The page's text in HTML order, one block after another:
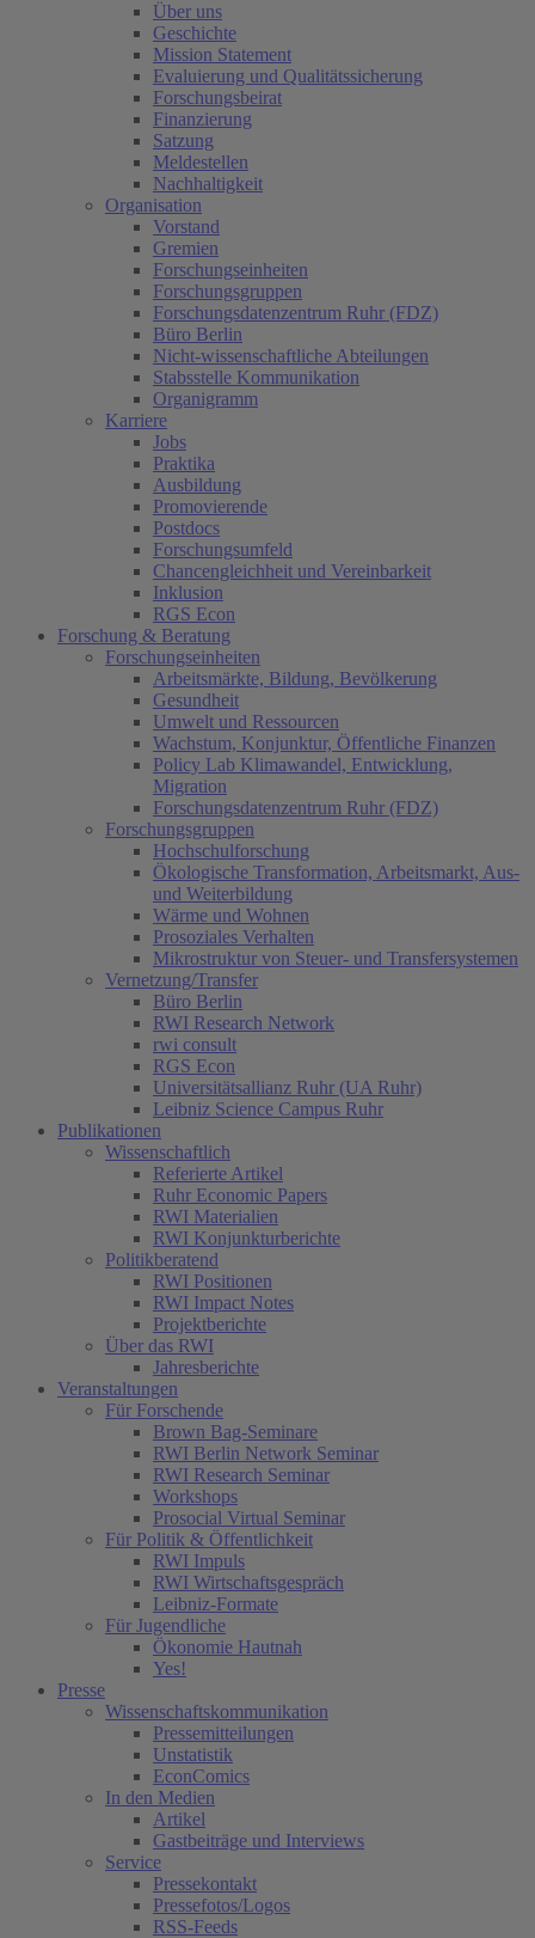
Über uns
Geschichte
Mission Statement
Evaluierung und Qualitätssicherung
Forschungsbeirat
Finanzierung
Satzung
Meldestellen
Nachhaltigkeit
Organisation
Vorstand
Gremien
Forschungseinheiten
Forschungsgruppen
Forschungsdatenzentrum Ruhr (FDZ)
Büro Berlin
Nicht-wissenschaftliche Abteilungen
Stabsstelle Kommunikation
Organigramm
Karriere
Jobs
Praktika
Ausbildung
Promovierende
Postdocs
Forschungsumfeld
Chancengleichheit und Vereinbarkeit
Inklusion
RGS Econ
Forschung & Beratung
Forschungseinheiten
Arbeitsmärkte, Bildung, Bevölkerung
Gesundheit
Umwelt und Ressourcen
Wachstum, Konjunktur, Öffentliche Finanzen
Policy Lab Klimawandel, Entwicklung,
Migration
Forschungsdatenzentrum Ruhr (FDZ)
Forschungsgruppen
Hochschulforschung
Ökologische Transformation, Arbeitsmarkt, Aus-
und Weiterbildung
Wärme und Wohnen
Prosoziales Verhalten
Mikrostruktur von Steuer- und Transfersystemen
Vernetzung/Transfer
Büro Berlin
RWI Research Network
rwi consult
RGS Econ
Universitätsallianz Ruhr (UA Ruhr)
Leibniz Science Campus Ruhr
Publikationen
Wissenschaftlich
Referierte Artikel
Ruhr Economic Papers
RWI Materialien
RWI Konjunkturberichte
Politikberatend
RWI Positionen
RWI Impact Notes
Projektberichte
Über das RWI
Jahresberichte
Veranstaltungen
Für Forschende
Brown Bag-Seminare
RWI Berlin Network Seminar
RWI Research Seminar
Workshops
Prosocial Virtual Seminar
Für Politik & Öffentlichkeit
RWI Impuls
RWI Wirtschaftsgespräch
Leibniz-Formate
Für Jugendliche
Ökonomie Hautnah
Yes!
Presse
Wissenschaftskommunikation
Pressemitteilungen
Unstatistik
EconComics
In den Medien
Artikel
Gastbeiträge und Interviews
Service
Pressekontakt
Pressefotos/Logos
RSS-Feeds